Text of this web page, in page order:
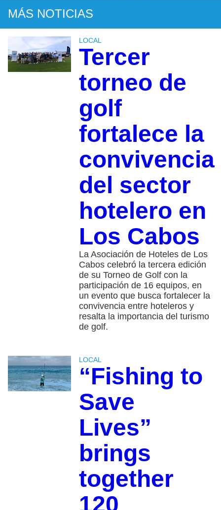
MÁS NOTICIAS
LOCAL
Tercer
torneo de
golf
fortalece la
convivencia
del sector
hotelero en
Los Cabos
La Asociación de Hoteles de Los
Cabos celebró la tercera edición
de su Torneo de Golf con la
participación de 16 equipos, en
un evento que busca fortalecer la
convivencia entre hoteleros y
resalta la importancia del turismo
de golf.
LOCAL
“Fishing to
Save
Lives”
brings
together
120